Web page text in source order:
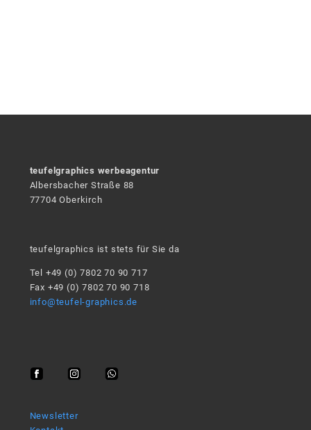
teufelgraphics werbeagentur
Albersbacher Straße 88
77704 Oberkirch
teufelgraphics ist stets für Sie da
Tel +49 (0) 7802 70 90 717
Fax +49 (0) 7802 70 90 718
info@teufel-graphics.de
Newsletter